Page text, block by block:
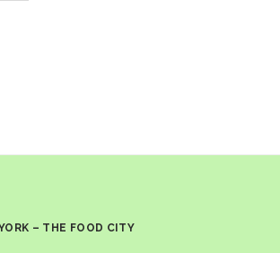
– THE FOOD CITY